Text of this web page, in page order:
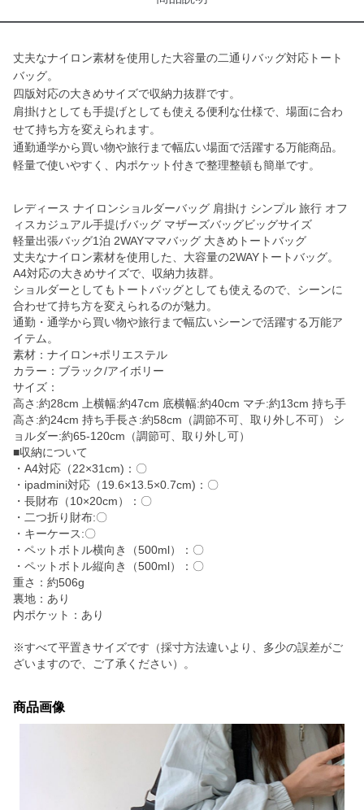
丈夫なナイロン素材を使用した大容量の二通りバッグ対応トート
バッグ。
四版対応の大きめサイズで収納力抜群です。
肩掛けとしても手提げとしても使える便利な仕様で、場面に合わ
せて持ち方を変えられます。
通勤通学から買い物や旅行まで幅広い場面で活躍する万能商品。
軽量で使いやすく、内ポケット付きで整理整頓も簡単です。
レディース ナイロンショルダーバッグ 肩掛け シンプル 旅行 オフ
ィスカジュアル手提げバッグ マザーズバッグビッグサイズ
軽量出張バッグ1泊 2WAYママバッグ 大きめトートバッグ
丈夫なナイロン素材を使用した、大容量の2WAYトートバッグ。
A4対応の大きめサイズで、収納力抜群。
ショルダーとしてもトートバッグとしても使えるので、シーンに
合わせて持ち方を変えられるのが魅力。
通勤・通学から買い物や旅行まで幅広いシーンで活躍する万能ア
イテム。
素材：ナイロン+ポリエステル
カラー：ブラック/アイボリー
サイズ：
高さ:約28cm 上横幅:約47cm 底横幅:約40cm マチ:約13cm 持ち手
高さ:約24cm 持ち手長さ:約58cm（調節不可、取り外し不可） シ
ョルダー:約65-120cm（調節可、取り外し可）
■収納について
・A4対応（22×31cm)：〇
・ipadmini対応（19.6×13.5×0.7cm)：〇
・長財布（10×20cm）：〇
・二つ折り財布:〇
・キーケース:〇
・ペットボトル横向き（500ml）：〇
・ペットボトル縦向き（500ml）：〇
重さ：約506g
裏地：あり
内ポケット：あり
※すべて平置きサイズです（採寸方法違いより、多少の誤差がご
ざいますので、ご了承ください）。
商品画像